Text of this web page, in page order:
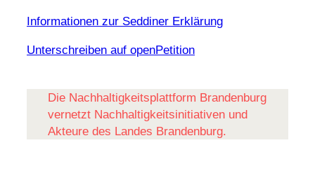
Infor­ma­tionen zur Seddiner Erklärung
Unter­schreiben auf openPetition
Die Nach­hal­tig­keits­platt­form Bran­den­burg
vernetzt Nach­hal­tig­keits­in­itia­tiven und
Akteure des Landes Brandenburg.